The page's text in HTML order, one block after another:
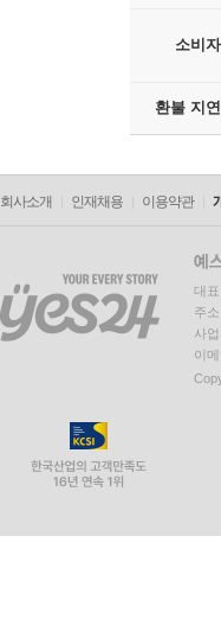
소비
환불 지
회사소개 인재채용 이용약관
대
주
사
이